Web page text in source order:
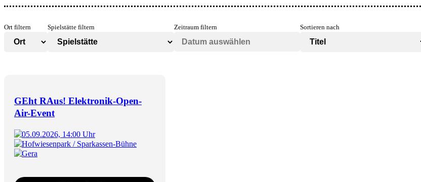
Ort filtern Spielstätte filtern Zeitraum filtern Sortieren nach
GEht RAus! Elektronik-Open-
Air-Event
05.09.2026, 14:00 Uhr
Hofwiesenpark / Sparkassen-Bühne
Gera